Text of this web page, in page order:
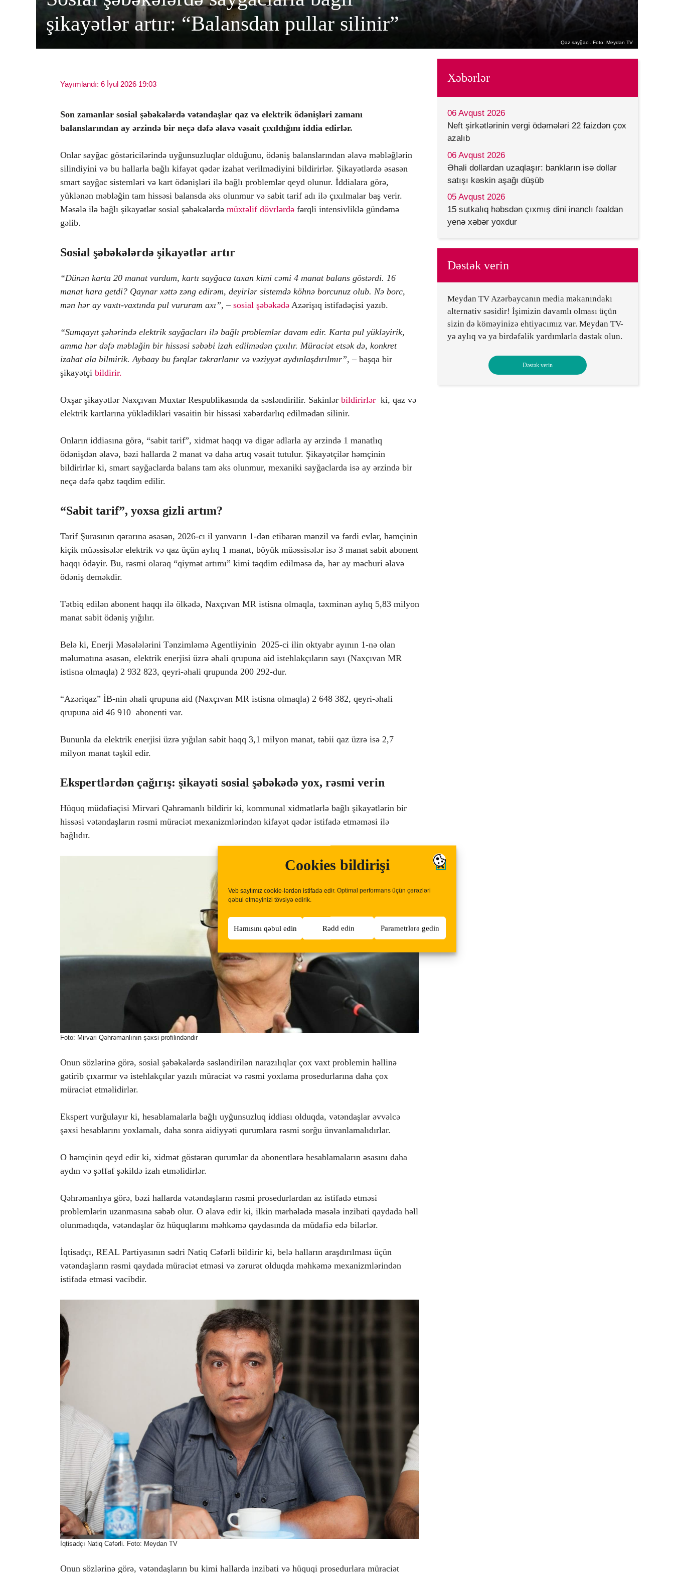
Cookies bildirişi
Veb saytımız cookie-lərdən istifadə edir. Optimal performans üçün çərəzləri
qəbul etməyinizi tövsiyə edirik.
Hamısını qəbul edin Rədd edin Parametrlərə gedin
şikayətlər artır: “Balansdan pullar silinir”
Qaz sayğacı. Foto: Meydan TV
Yayımlandı: 6 İyul 2026 19:03
Son zamanlar sosial şəbəkələrdə vətəndaşlar qaz və elektrik ödənişləri zamanı
balanslarından ay ərzində bir neçə dəfə əlavə vəsait çıxıldığını iddia edirlər.
Onlar sayğac göstəricilərində uyğunsuzluqlar olduğunu, ödəniş balanslarından əlavə məbləğlərin
silindiyini və bu hallarla bağlı kifayət qədər izahat verilmədiyini bildirirlər. Şikayətlərdə əsasən
smart sayğac sistemləri və kart ödənişləri ilə bağlı problemlər qeyd olunur. İddialara görə,
yüklənən məbləğin tam hissəsi balansda əks olunmur və sabit tarif adı ilə çıxılmalar baş verir.
Məsələ ilə bağlı şikayətlər sosial şəbəkələrdə müxtəlif dövrlərdə fərqli intensivliklə gündəmə
gəlib.
Sosial şəbəkələrdə şikayətlər artır
“Dünən karta 20 manat vurdum, kartı sayğaca taxan kimi cəmi 4 manat balans göstərdi. 16
manat hara getdi? Qaynar xəttə zəng edirəm, deyirlər sistemdə köhnə borcunuz olub. Nə borc,
mən hər ay vaxtı-vaxtında pul vururam axı”, – sosial şəbəkədə Azərişıq istifadəçisi yazıb.
“Sumqayıt şəhərində elektrik sayğacları ilə bağlı problemlər davam edir. Karta pul yükləyirik,
amma hər dəfə məbləğin bir hissəsi səbəbi izah edilmədən çıxılır. Müraciət etsək də, konkret
izahat ala bilmirik. Aybaay bu fərqlər təkrarlanır və vəziyyət aydınlaşdırılmır”, – başqa bir
şikayətçi bildirir.
Oxşar şikayətlər Naxçıvan Muxtar Respublikasında da səsləndirilir. Sakinlər bildirirlər ki, qaz və
elektrik kartlarına yüklədikləri vəsaitin bir hissəsi xəbərdarlıq edilmədən silinir.
Onların iddiasına görə, “sabit tarif”, xidmət haqqı və digər adlarla ay ərzində 1 manatlıq
ödənişdən əlavə, bəzi hallarda 2 manat və daha artıq vəsait tutulur. Şikayətçilər həmçinin
bildirirlər ki, smart sayğaclarda balans tam əks olunmur, mexaniki sayğaclarda isə ay ərzində bir
neçə dəfə qəbz təqdim edilir.
“Sabit tarif”, yoxsa gizli artım?
Tarif Şurasının qərarına əsasən, 2026-cı il yanvarın 1-dən etibarən mənzil və fərdi evlər, həmçinin
kiçik müəssisələr elektrik və qaz üçün aylıq 1 manat, böyük müəssisələr isə 3 manat sabit abonent
haqqı ödəyir. Bu, rəsmi olaraq “qiymət artımı” kimi təqdim edilməsə də, hər ay məcburi əlavə
ödəniş deməkdir.
Tətbiq edilən abonent haqqı ilə ölkədə, Naxçıvan MR istisna olmaqla, təxminən aylıq 5,83 milyon
manat sabit ödəniş yığılır.
Belə ki, Enerji Məsələlərini Tənzimləmə Agentliyinin 2025-ci ilin oktyabr ayının 1-nə olan
məlumatına əsasən, elektrik enerjisi üzrə əhali qrupuna aid istehlakçıların sayı (Naxçıvan MR
istisna olmaqla) 2 932 823, qeyri-əhali qrupunda 200 292-dur.
“Azəriqaz” İB-nin əhali qrupuna aid (Naxçıvan MR istisna olmaqla) 2 648 382, qeyri-əhali
qrupuna aid 46 910 abonenti var.
Bununla da elektrik enerjisi üzrə yığılan sabit haqq 3,1 milyon manat, təbii qaz üzrə isə 2,7
milyon manat təşkil edir.
Ekspertlərdən çağırış: şikayəti sosial şəbəkədə yox, rəsmi verin
Hüquq müdafiəçisi Mirvari Qəhrəmanlı bildirir ki, kommunal xidmətlərlə bağlı şikayətlərin bir
hissəsi vətəndaşların rəsmi müraciət mexanizmlərindən kifayət qədər istifadə etməməsi ilə
bağlıdır.
Foto: Mirvari Qəhrəmanlının şəxsi profilindəndir
Onun sözlərinə görə, sosial şəbəkələrdə səsləndirilən narazılıqlar çox vaxt problemin həllinə
gətirib çıxarmır və istehlakçılar yazılı müraciət və rəsmi yoxlama prosedurlarına daha çox
müraciət etməlidirlər.
Ekspert vurğulayır ki, hesablamalarla bağlı uyğunsuzluq iddiası olduqda, vətəndaşlar əvvəlcə
şəxsi hesablarını yoxlamalı, daha sonra aidiyyəti qurumlara rəsmi sorğu ünvanlamalıdırlar.
O həmçinin qeyd edir ki, xidmət göstərən qurumlar da abonentlərə hesablamaların əsasını daha
aydın və şəffaf şəkildə izah etməlidirlər.
Qəhrəmanlıya görə, bəzi hallarda vətəndaşların rəsmi prosedurlardan az istifadə etməsi
problemlərin uzanmasına səbəb olur. O əlavə edir ki, ilkin mərhələdə məsələ inzibati qaydada həll
olunmadıqda, vətəndaşlar öz hüquqlarını məhkəmə qaydasında da müdafiə edə bilərlər.
İqtisadçı, REAL Partiyasının sədri Natiq Cəfərli bildirir ki, belə halların araşdırılması üçün
vətəndaşların rəsmi qaydada müraciət etməsi və zərurət olduqda məhkəmə mexanizmlərindən
istifadə etməsi vacibdir.
İqtisadçı Natiq Cəfərli. Foto: Meydan TV
Onun sözlərinə görə, vətəndaşların bu kimi hallarda inzibati və hüquqi prosedurlara müraciət
Xəbərlər
Neft şirkətlərinin vergi ödəmələri 22 faizdən çox
azalıb
06 Avqust 2026
Əhali dollardan uzaqlaşır: bankların isə dollar
satışı kəskin aşağı düşüb
06 Avqust 2026
15 sutkalıq həbsdən çıxmış dini inanclı fəaldan
yenə xəbər yoxdur
05 Avqust 2026
Dəstək verin
Meydan TV Azərbaycanın media məkanındakı
alternativ səsidir! İşimizin davamlı olması üçün
sizin də köməyinizə ehtiyacımız var. Meydan TV-
yə aylıq və ya birdəfəlik yardımlarla dəstək olun.
Dəstək verin